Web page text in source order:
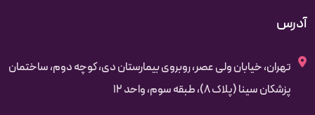
آدرس
تهران، خیابان ولی عصر، روبروی بیمارستان دی، کوچه دوم، ساختمان
پزشکان سینا (پلاک 8)، طبقه سوم، واحد 12